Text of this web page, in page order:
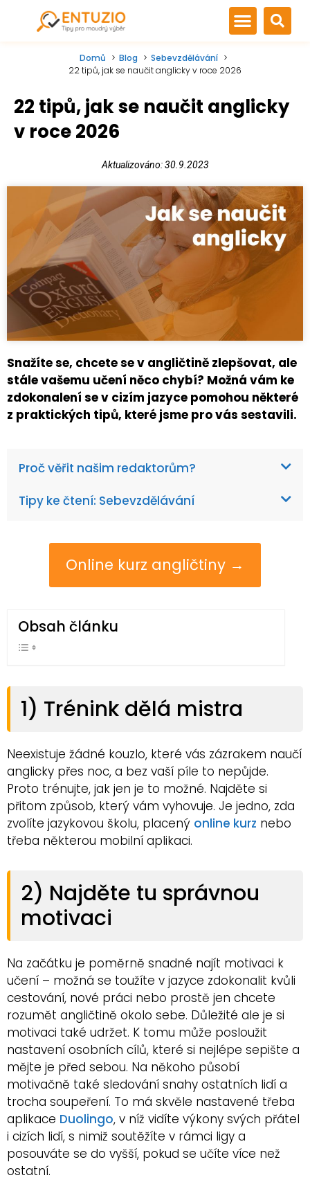
Domů Blog
Sebevzdělávání
22 tipů, jak se naučit anglicky v roce 2026
22 tipů, jak se naučit anglicky
v roce 2026
Aktualizováno: 30.9.2023
Snažíte se, chcete se v angličtině zlepšovat, ale
stále vašemu učení něco chybí? Možná vám ke
zdokonalení se v cizím jazyce pomohou některé
z praktických tipů, které jsme pro vás sestavili.
Proč věřit našim redaktorům?
Tipy ke čtení: Sebevzdělávání
Online kurz angličtiny →
Obsah článku
1) Trénink dělá mistra
Neexistuje žádné kouzlo, které vás zázrakem naučí
anglicky přes noc, a bez vaší píle to nepůjde.
Proto trénujte, jak jen je to možné. Najděte si
přitom způsob, který vám vyhovuje. Je jedno, zda
zvolíte jazykovou školu, placený online kurz nebo
třeba některou mobilní aplikaci.
2) Najděte tu správnou
motivaci
Na začátku je poměrně snadné najít motivaci k
učení – možná se toužíte v jazyce zdokonalit kvůli
cestování, nové práci nebo prostě jen chcete
rozumět angličtině okolo sebe. Důležité ale je si
motivaci také udržet. K tomu může posloužit
nastavení osobních cílů, které si nejlépe sepište a
mějte je před sebou. Na někoho působí
motivačně také sledování snahy ostatních lidí a
trocha soupeření. To má skvěle nastavené třeba
aplikace Duolingo, v níž vidíte výkony svých přátel
i cizích lidí, s nimiž soutěžíte v rámci ligy a
posouváte se do vyšší, pokud se učíte více než
ostatní.